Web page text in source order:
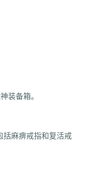
装备箱。
括麻痹戒指和复活戒